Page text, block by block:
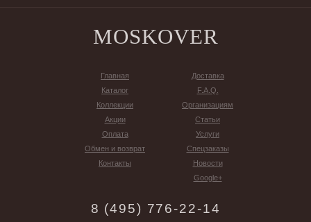
MOSKOVER
Главная
Каталог
Коллекции
Акции
Оплата
Обмен и возврат
Контакты
Доставка
F.A.Q.
Организациям
Статьи
Услуги
Спецзаказы
Новости
Google+
8 (495) 776-22-14